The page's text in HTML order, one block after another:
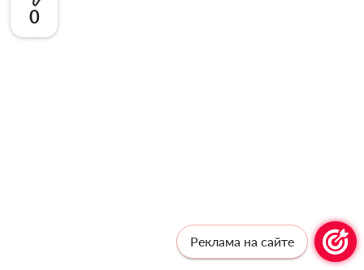
0
Реклама на сайте